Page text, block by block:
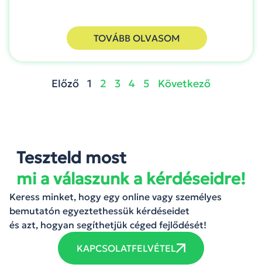
TOVÁBB OLVASOM
Előző 1 2 3 4 5 Következő
Teszteld most
mi a válaszunk a kérdéseidre!
Keress minket, hogy egy online vagy személyes
bemutatón egyeztethessük kérdéseidet
és azt, hogyan segíthetjük céged fejlődését!
KAPCSOLATFELVÉTEL